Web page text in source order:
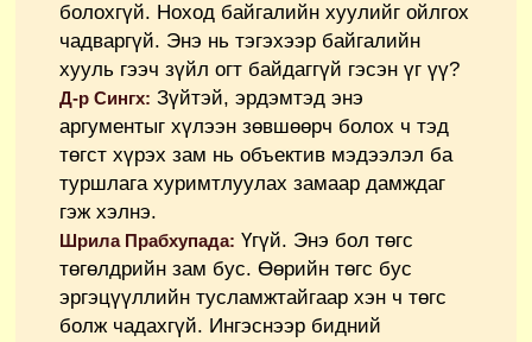
болохгүй. Ноход байгалийн хуулийг ойлгох
чадваргүй. Энэ нь тэгэхээр байгалийн
хууль гээч зүйл огт байдаггүй гэсэн үг үү?
Д-р Сингх: Зүйтэй, эрдэмтэд энэ
аргументыг хүлээн зөвшөөрч болох ч тэд
төгст хүрэх зам нь объектив мэдээлэл ба
туршлага хуримтлуулах замаар дамждаг
гэж хэлнэ.
Шрила Прабхупада: Үгүй. Энэ бол төгс
төгөлдрийн зам бус. Өөрийн төгс бус
эргэцүүллийн тусламжтайгаар хэн ч төгс
болж чадахгүй. Ингэснээр бидний